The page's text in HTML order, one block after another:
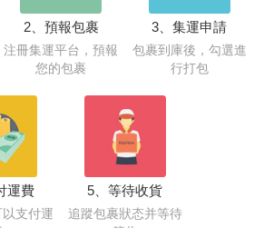
2、預報包裹
注冊集運平台，預報
您的包裹
3、集運申請
包裹到庫後，勾選進
行打包
運費
支付運
5、等待收貨
追蹤包裹狀态并等待